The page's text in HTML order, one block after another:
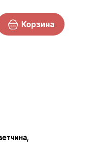
Корзина